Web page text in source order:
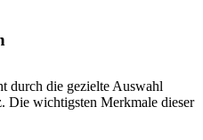
durch die gezielte Auswahl
Die wichtigsten Merkmale dieser